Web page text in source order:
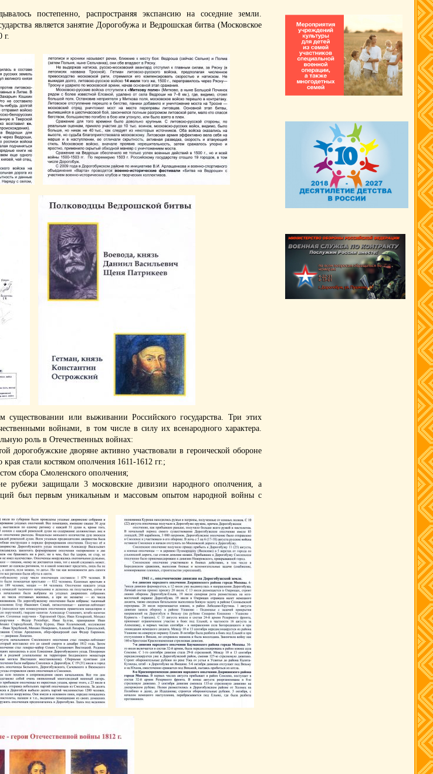
постепенно, распространяя экспансию на соседние земли.
является занятие Дорогобужа и Ведрошская битва (Московское
г.
или выживании Российского государства. Три этих
войнами, в том числе в силу их всенародного характера.
роль в Отечественных войнах:
дворяне активно участвовали в героической обороне
стали костяком ополчения 1611-1612 гг.;
сбора Смоленского ополчения;
рубежи защищали 3 московские дивизии народного ополчения, а
был первым уникальным и массовым опытом народной войны с